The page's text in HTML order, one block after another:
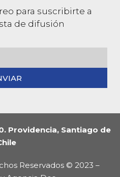
para suscribirte a
de difusión
Providencia, Santiago de
Reservados © 2023 –